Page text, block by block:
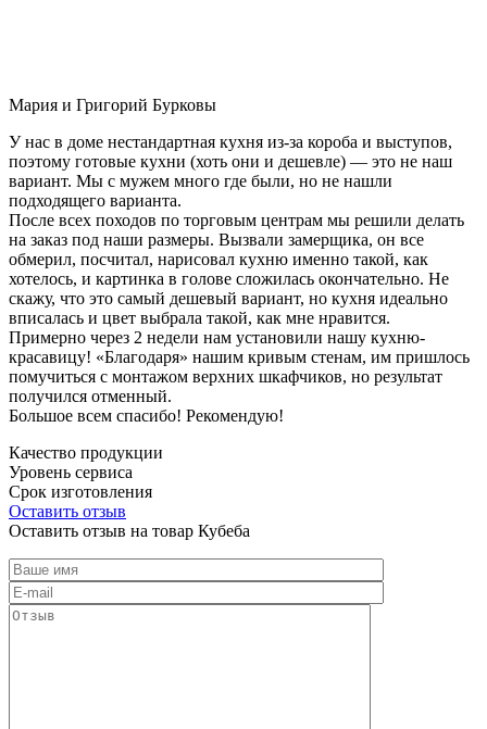
Мария и Григорий Бурковы
У нас в доме нестандартная кухня из-за короба и выступов,
поэтому готовые кухни (хоть они и дешевле) — это не наш
вариант. Мы с мужем много где были, но не нашли
подходящего варианта.
После всех походов по торговым центрам мы решили делать
на заказ под наши размеры. Вызвали замерщика, он все
обмерил, посчитал, нарисовал кухню именно такой, как
хотелось, и картинка в голове сложилась окончательно. Не
скажу, что это самый дешевый вариант, но кухня идеально
вписалась и цвет выбрала такой, как мне нравится.
Примерно через 2 недели нам установили нашу кухню-
красавицу! «Благодаря» нашим кривым стенам, им пришлось
помучиться с монтажом верхних шкафчиков, но результат
получился отменный.
Большое всем спасибо! Рекомендую!
Качество продукции
Уровень сервиса
Срок изготовления
Оставить отзыв
Оставить отзыв на товар Кубеба